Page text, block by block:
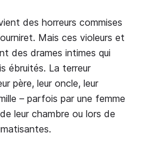
des horreurs commises
Mais ces violeurs et
des drames intimes qui
ébruités. La terreur
père, leur oncle, leur
– parfois par une femme
leur chambre ou lors de